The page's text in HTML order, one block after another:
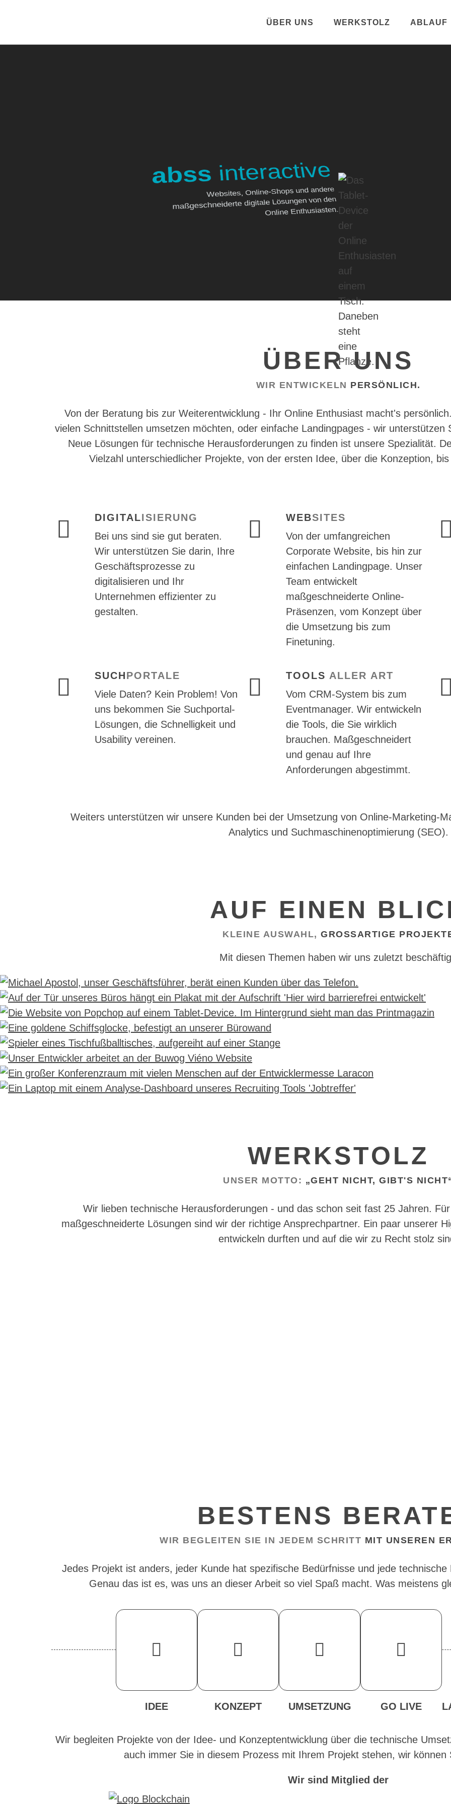
ÜBER UNS WERKSTOLZ ABLAUF
abssinteractive
Websites, Online-Shops und andere
maßgeschneiderte digitale Lösungen von den
Online Enthusiasten.
ÜBER UNS
WIR ENTWICKELN PERSÖNLICH.
Von der Beratung bis zur Weiterentwicklung - Ihr Online Enthusiast macht's
vielen Schnittstellen umsetzen möchten, oder einfache Landingpages - wir unterstützen
Neue Lösungen für technische Herausforderungen zu finden ist unsere Spezialität.
Vielzahl unterschiedlicher Projekte, von der ersten Idee, über die Konzeption,
DIGITALISIERUNG
Bei uns sind sie gut beraten.
Wir unterstützen Sie darin, Ihre
Geschäftsprozesse zu
digitalisieren und Ihr
Unternehmen effizienter zu
gestalten.
WEBSITES
Von der umfangreichen
Corporate Website, bis hin zur
einfachen Landingpage. Unser
Team entwickelt
maßgeschneiderte Online-
Präsenzen, vom Konzept über
die Umsetzung bis zum
Finetuning.
SUCHPORTALE
Viele Daten? Kein Problem! Von
uns bekommen Sie Suchportal-
Lösungen, die Schnelligkeit und
Usability vereinen.
TOOLS ALLER ART
Vom CRM-System bis zum
Eventmanager. Wir entwickeln
die Tools, die Sie wirklich
brauchen. Maßgeschneidert
und genau auf Ihre
Anforderungen abgestimmt.
Weiters unterstützen wir unsere Kunden bei der Umsetzung von Online-Marketing-
Analytics und Suchmaschinenoptimierung (SEO).
AUF EINEN
KLEINE AUSWAHL, GROSSARTIGE
Mit diesen Themen haben wir uns zuletzt
Beratung als Kernkompetenz
Wir lieben das Web - und die Menschen, die es nutzen
Popchop gibt es jetzt auch als Online Magazin
Der schönste Moment im Projektz
Maßgefertigte Lösungen für Ihre Herausforderung
WERKSTOLZ
UNSER MOTTO: „GEHT NICHT, GIBT'S
Wir lieben technische Herausforderungen - und das schon seit fast 25 Jahren.
maßgeschneiderte Lösungen sind wir der richtige Ansprechpartner. Ein paar unserer
entwickeln durften und auf die wir zu Recht stolz
BESTENS
WIR BEGLEITEN SIE IN JEDEM SCHRITT MIT UNSEREN
Jedes Projekt ist anders, jeder Kunde hat spezifische Bedürfnisse und jede
Genau das ist es, was uns an dieser Arbeit so viel Spaß macht. Was meistens
IDEE KONZEPT UMSETZUNG GO LIVE
Wir begleiten Projekte von der Idee- und Konzeptentwicklung über die technische
auch immer Sie in diesem Prozess mit Ihrem Projekt stehen, wir können
Wir sind Mitglied der